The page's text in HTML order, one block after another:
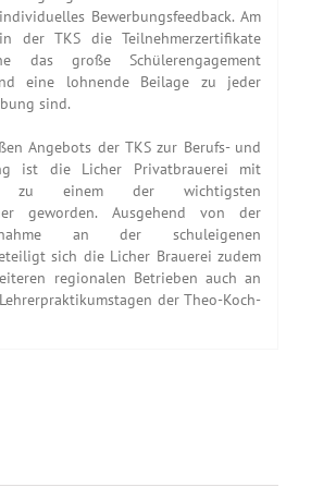
Bewerbungsfeedback. Am
der TKS die Teilnehmerzertifikate
das große Schülerengagement
eine lohnende Beilage zu jeder
sind.
Angebots der TKS zur Berufs- und
ist die Licher Privatbrauerei mit
zu einem der wichtigsten
geworden. Ausgehend von der
an der schuleigenen
sich die Licher Brauerei zudem
regionalen Betrieben auch an
der Theo-Koch-